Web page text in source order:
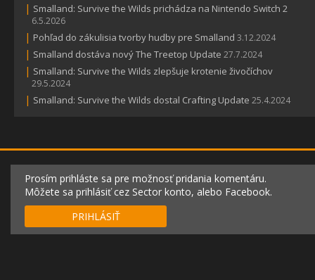
| Smalland: Survive the Wilds prichádza na Nintendo Switch 2
6.5.2026
| Pohľad do zákulisia tvorby hudby pre Smalland 3.12.2024
| Smalland dostáva nový The Treetop Update 27.7.2024
| Smalland: Survive the Wilds zlepšuje krotenie živočíchov
29.5.2024
| Smalland: Survive the Wilds dostal Crafting Update 25.4.2024
Prosím prihláste sa pre možnosť pridania komentáru.
Môžete sa prihlásiť cez Sector konto, alebo Facebook.
PRIHLÁSIŤ